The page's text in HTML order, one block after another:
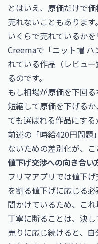
とはいえ、原価だけで
売れないこともありま
いくらで売れているか
Creemaで「ニット帽
れている作品（レビュ
るのです。
もし相場が原価を下回
短縮して原価を下げる
ても選ばれる作品にする
前述の「時給420円問題
ないための差別化が、こ
値下げ交渉への向き合い
フリマアプリでは値下
を割る値下げに応じる
間かけているため、こ
丁寧に断ることは、決
売りに応じ続けると、